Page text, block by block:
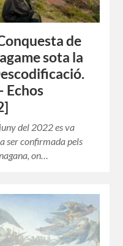
de
sota la
Echos
del 2022 es va
ser confirmada pels
on…